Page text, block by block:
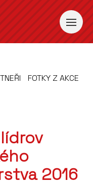
FOTKY Z AKCE
2016